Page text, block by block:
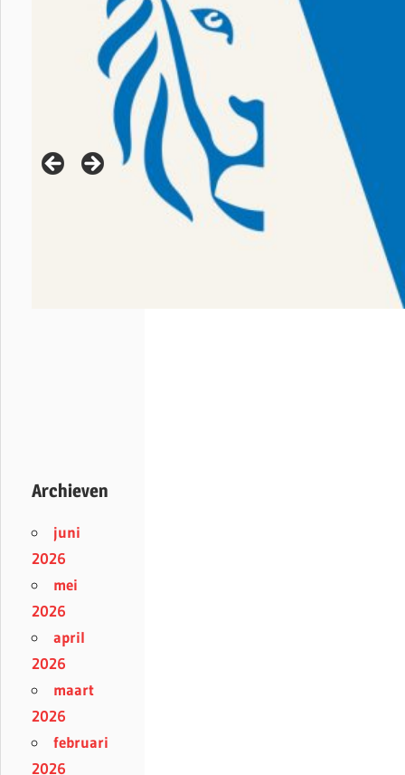
Archieven
juni
2026
mei
2026
april
2026
maart
2026
februari
2026